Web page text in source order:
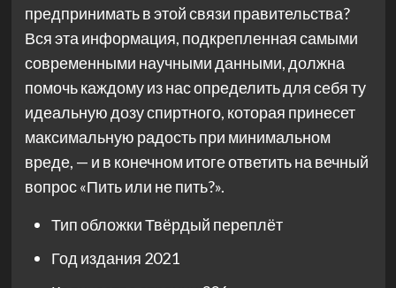
предпринимать в этой связи правительства?
Вся эта информация, подкрепленная самыми
современными научными данными, должна
помочь каждому из нас определить для себя ту
идеальную дозу спиртного, которая принесет
максимальную радость при минимальном
вреде, — и в конечном итоге ответить на вечный
вопрос «Пить или не пить?».
Тип обложкиТвёрдый переплёт
Год издания 2021